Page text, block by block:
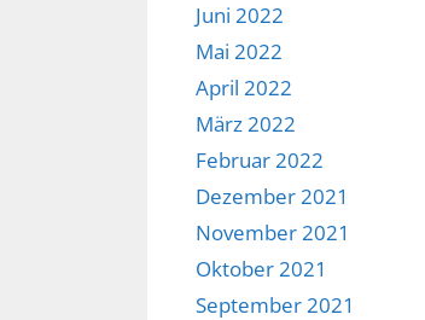
Juni 2022
Mai 2022
April 2022
März 2022
Februar 2022
Dezember 2021
November 2021
Oktober 2021
September 2021